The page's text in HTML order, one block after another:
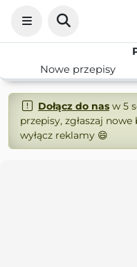
Nowe przepisy
Dołącz do nasw 5
przepisy, zgłaszaj
wyłącz reklamy 😄